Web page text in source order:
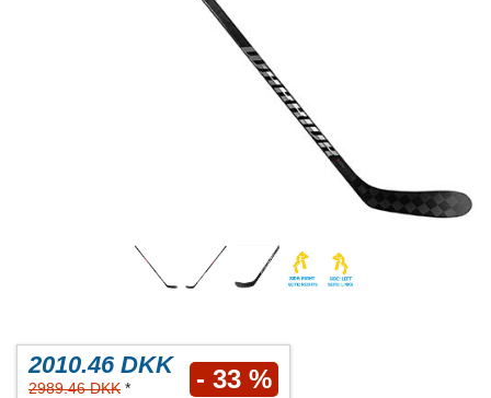
2010.46 DKK
2989.46 DKK * - 33 %